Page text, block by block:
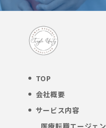
TOP
会社概要
サービス内容